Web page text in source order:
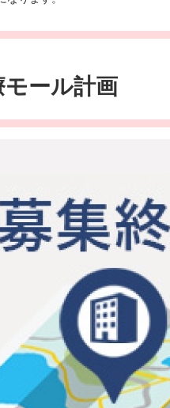
ール計画